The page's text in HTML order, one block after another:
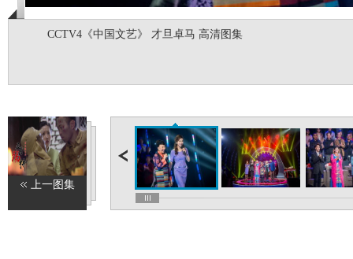
CCTV4《中国文艺》 才旦卓马 高清图集
上一图集